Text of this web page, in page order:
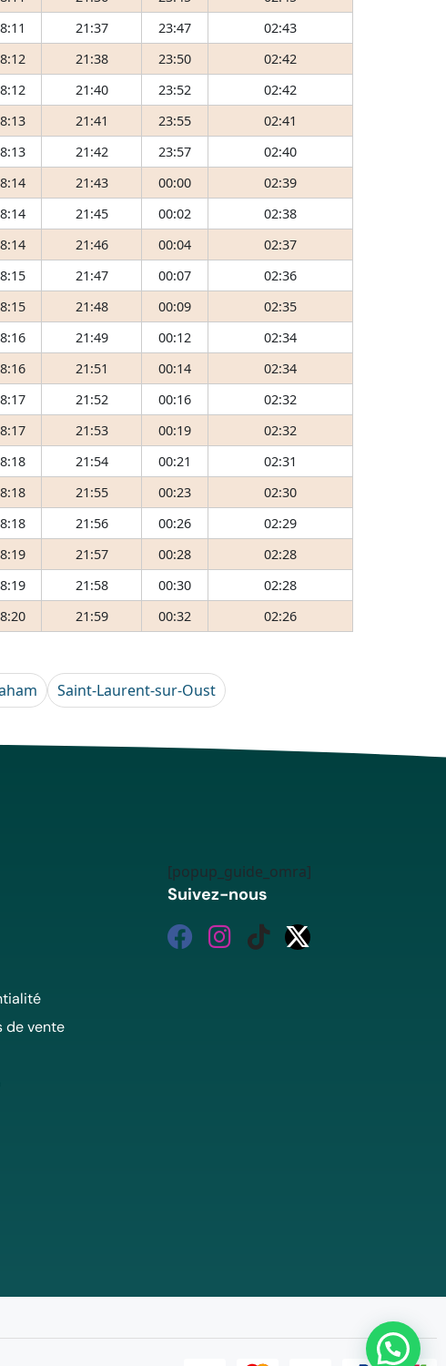
21:37 23:47
02:43
21:38 23:50
02:42
21:40 23:52
02:42
21:41 23:55
02:41
21:42 23:57
02:40
21:43 00:00
02:39
21:45 00:02
02:38
21:46 00:04
02:37
21:47 00:07
02:36
21:48 00:09
02:35
21:49 00:12
02:34
21:51 00:14
02:34
21:52 00:16
02:32
21:53 00:19
02:32
21:54 00:21
02:31
21:55 00:23
02:30
21:56 00:26
02:29
21:57 00:28
02:28
21:58 00:30
02:28
21:59 00:32 02:26
Saint-Laurent-sur-Oust
de vente
[popup_guide_omra]
Suivez-nous